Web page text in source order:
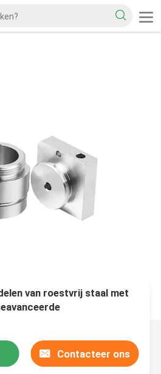
van roestvrij staal met
Contacteer ons